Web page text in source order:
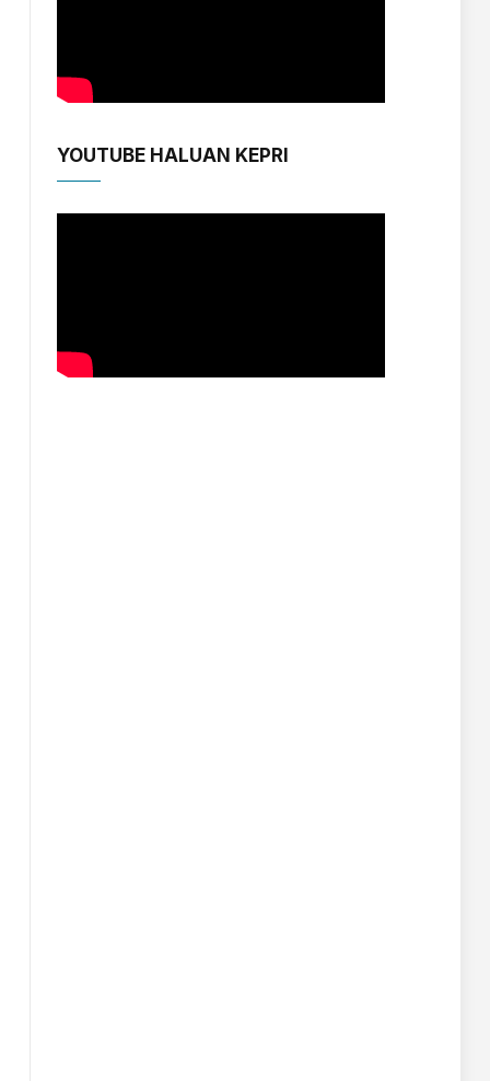
YOUTUBE HALUAN KEPRI